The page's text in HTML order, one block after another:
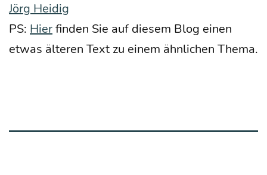
Jörg Hei­dig
PS: Hierfin­den Sie auf die­sem Blog einen
etwas älte­ren Text zu einem ähn­li­chen Thema.